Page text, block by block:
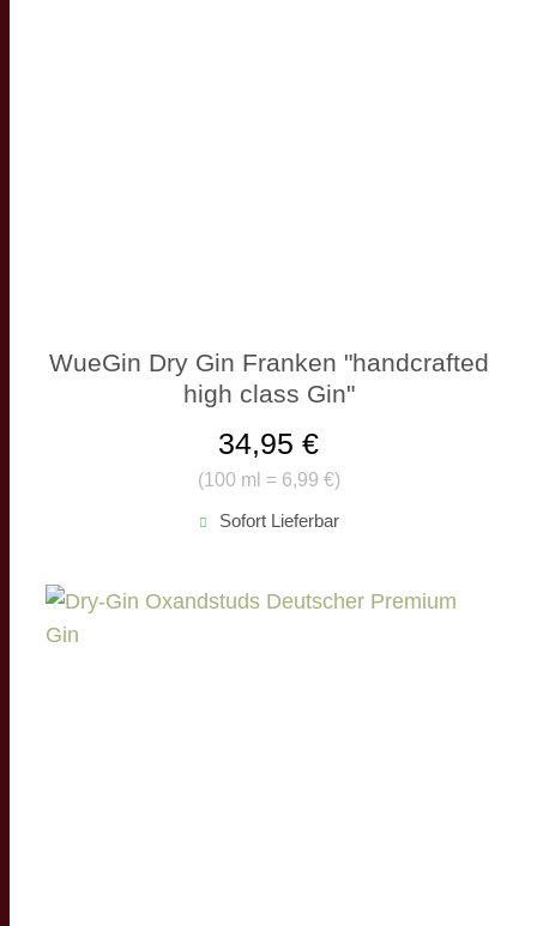
WueGin Dry Gin Franken "handcrafted
high class Gin"
(100 ml = 6,99 €)
34,95 €
Sofort Lieferbar